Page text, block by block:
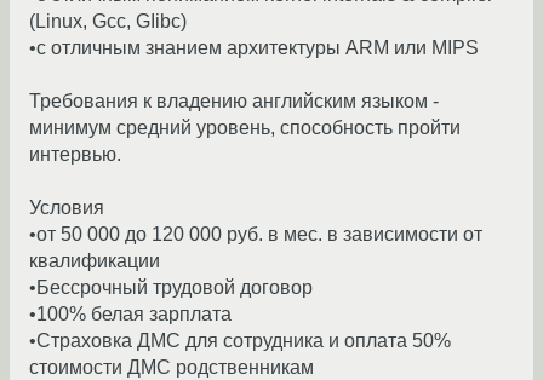
(Linux, Gсс, GIibс)
•с отличным знанием архитектуры ARM или MIPS
Требования к владению английским языком -
минимум средний уровень, способность пройти
интервью.
Условия
•от 50 000 до 120 000 руб. в мес. в зависимости от
квалификации
•Бессрочный трудовой договор
•100% белая зарплата
•Страховка ДМС для сотрудника и оплата 50%
стоимости ДМС родственникам